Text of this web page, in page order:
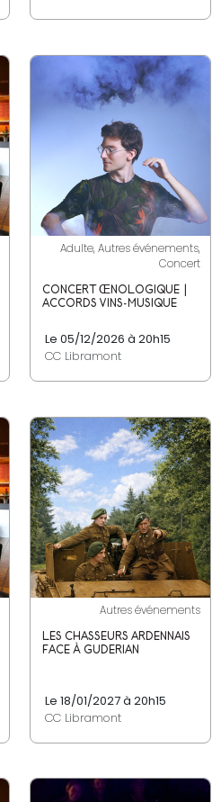
Adulte, Autres événements,
Concert
CONCERT ŒNOLOGIQUE |
ACCORDS VINS-MUSIQUE
Le 05/12/2026 à 20h15
CC Libramont
Autres événements
LES CHASSEURS ARDENNAIS
FACE À GUDERIAN
Le 18/01/2027 à 20h15
CC Libramont